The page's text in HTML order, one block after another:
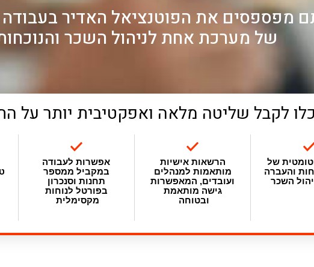
מפספסים את הפוטנציאל האדיר
של מערכת אחת לניהול השכר
לקבל שליטה מלאה ואפקטיבית יותר על
של
והעברה
השכר
הרשאות אישיות
מותאמות למנהלים
ועובדים, המאפשרות
גישה מותאמת
ובטוחה
אפשרות לעבודה
במקביל ממספר
תחנות וסנכרון
בפורטל לנוחות
מקסימלית